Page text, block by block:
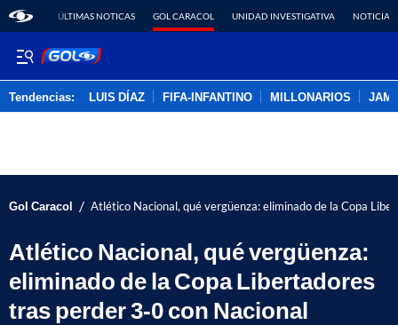
ÚLTIMAS NOTICAS GOL CARACOL UNIDAD INVESTIGATIVA NOTICIAS
Tendencias: LUIS DÍAZ FIFA-INFANTINO MILLONARIOS
Gol Caracol / Atlético Nacional, qué vergüenza: eliminado de la Copa
Atlético Nacional, qué vergüenza:
eliminado de la Copa Libertadores
tras perder 3-0 con Nacional